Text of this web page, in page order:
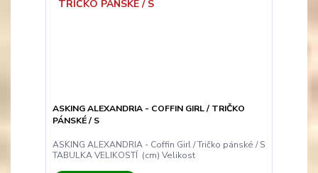
ASKING ALEXANDRIA - COFFIN GIRL / TRIČKO
PÁNSKÉ / S
ASKING ALEXANDRIA - Coffin Girl / Tričko pánské / S
TABULKA VELIKOSTÍ (cm) Velikost